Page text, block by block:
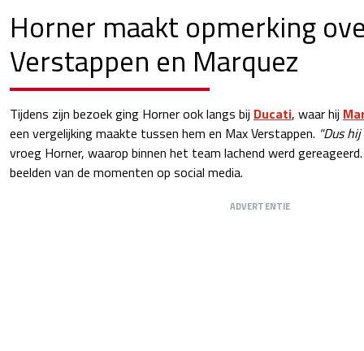
Horner maakt opmerking
Verstappen en Marquez
Tijdens zijn bezoek ging Horner ook langs bij Ducati, waar hij
een vergelijking maakte tussen hem en Max Verstappen. "Dus
vroeg Horner, waarop binnen het team lachend werd
beelden van de momenten op social media.
ADVERTENTIE